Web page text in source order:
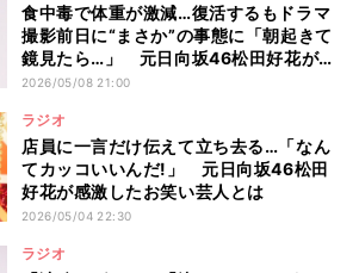
食中毒で体重が激減…復活するもドラマ
撮影前日に“まさか”の事態に「朝起きて
鏡見たら…」 元日向坂46松田好花が
『まりとっつぁん』撮影の裏側を告白
2026/05/08 21:00
ラジオ
店員に一言だけ伝えて立ち去る…「なん
てカッコいいんだ!」 元日向坂46松田
好花が感激したお笑い芸人とは
2026/05/04 22:30
ラジオ